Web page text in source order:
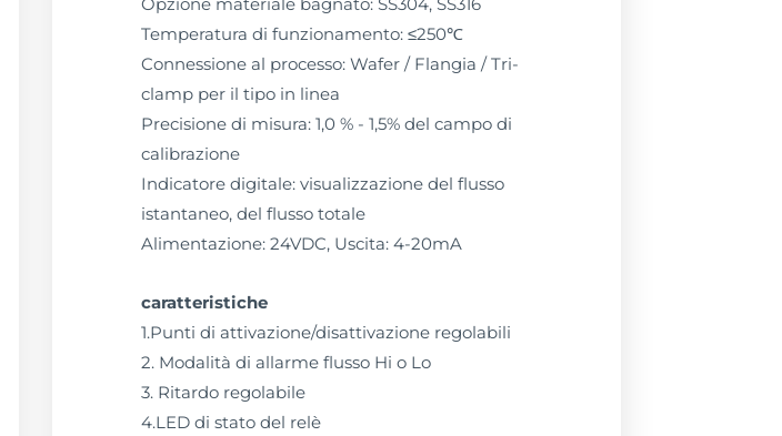
Temperatura di funzionamento: ≤250℃
Connessione al processo: Wafer / Flangia / Tri-
clamp per il tipo in linea
Precisione di misura: 1,0 % - 1,5% del campo di
calibrazione
Indicatore digitale: visualizzazione del flusso
istantaneo, del flusso totale
Alimentazione: 24VDC, Uscita: 4-20mA
caratteristiche
1.Punti di attivazione/disattivazione regolabili
2. Modalità di allarme flusso Hi o Lo
3. Ritardo regolabile
4.LED di stato del relè